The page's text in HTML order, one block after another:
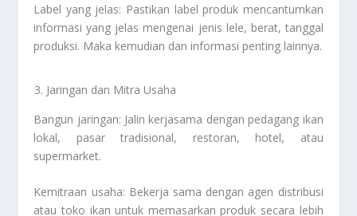
Label yang jelas: Pastikan label produk mencantumkan
informasi yang jelas mengenai jenis lele, berat, tanggal
produksi. Maka kemudian dan informasi penting lainnya.
Jaringan dan Mitra Usaha
Bangun jaringan: Jalin kerjasama dengan pedagang ikan
lokal, pasar tradisional, restoran, hotel, atau
supermarket.
Kemitraan usaha: Bekerja sama dengan agen distribusi
atau toko ikan untuk memasarkan produk secara lebih